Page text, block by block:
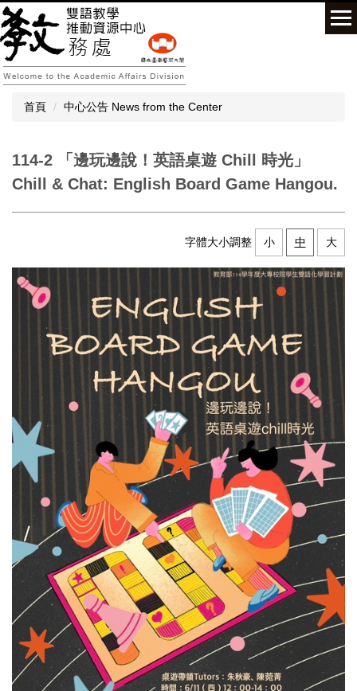
跳
到
主
要
內
首頁 中心公告 News from the Center
114-2 「邊玩邊說！英語桌遊 Chill 時光」
Chill & Chat: English Board Game Hangou.
字體大小調整 小 中 大